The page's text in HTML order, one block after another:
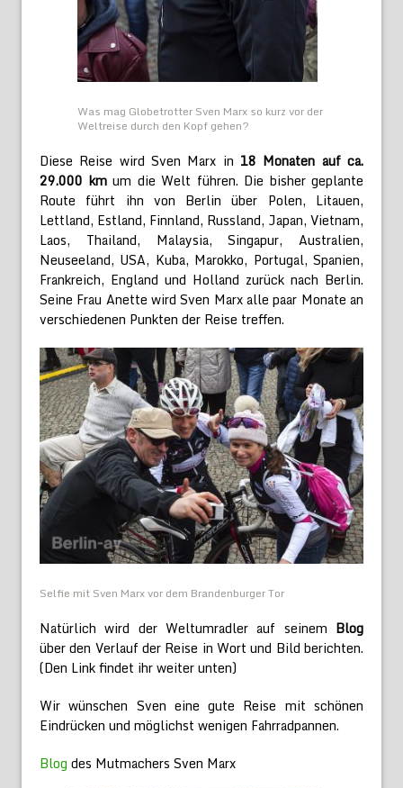
Was mag Globetrotter Sven Marx so kurz vor der
Weltreise durch den Kopf gehen?
Diese Reise wird Sven Marx in 18 Monaten auf ca.
29.000 kmum die Welt führen. Die bisher geplante
Route führt ihn von Berlin über Polen, Litauen,
Lettland, Estland, Finnland, Russland, Japan, Vietnam,
Laos, Thailand, Malaysia, Singapur, Australien,
Neuseeland, USA, Kuba, Marokko, Portugal, Spanien,
Frankreich, England und Holland zurück nach Berlin.
Seine Frau Anette wird Sven Marx alle paar Monate an
verschiedenen Punkten der Reise treffen.
Selfie mit Sven Marx vor dem Brandenburger Tor
Natürlich wird der Weltumradler auf seinem Blog
über den Verlauf der Reise in Wort und Bild berichten.
(Den Link findet ihr weiter unten)
Wir wünschen Sven eine gute Reise mit schönen
Eindrücken und möglichst wenigen Fahrradpannen.
Blog des Mutmachers Sven Marx